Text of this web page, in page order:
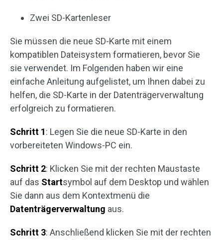
Zwei SD-Kartenleser
Sie müssen die neue SD-Karte mit einem
kompatiblen Dateisystem formatieren, bevor Sie
sie verwendet. Im Folgenden haben wir eine
einfache Anleitung aufgelistet, um Ihnen dabei zu
helfen, die SD-Karte in der Datenträgerverwaltung
erfolgreich zu formatieren.
Schritt 1: Legen Sie die neue SD-Karte in den
vorbereiteten Windows-PC ein.
Schritt 2: Klicken Sie mit der rechten Maustaste
auf das Startsymbol auf dem Desktop und wählen
Sie dann aus dem Kontextmenü die
Datenträgerverwaltung aus.
Schritt 3: Anschließend klicken Sie mit der rechten